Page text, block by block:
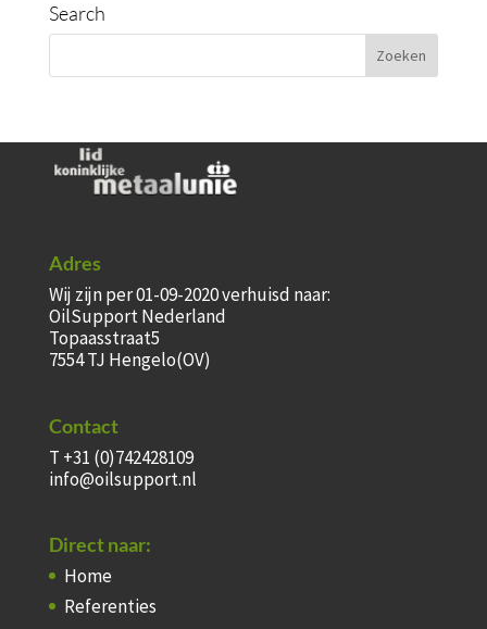
Search
Adres
Wij zijn per 01-09-2020 verhuisd naar:
OilSupport Nederland
Topaasstraat5
7554 TJ Hengelo(OV)
Contact
T +31 (0)742428109
info@oilsupport.nl
Direct naar:
Home
Referenties